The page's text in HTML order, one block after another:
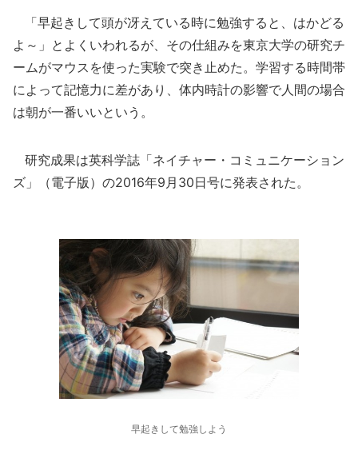
「早起きして頭が冴えている時に勉強すると、はかどる
よ～」とよくいわれるが、その仕組みを東京大学の研究チ
ームがマウスを使った実験で突き止めた。学習する時間帯
によって記憶力に差があり、体内時計の影響で人間の場合
は朝が一番いいという。
研究成果は英科学誌「ネイチャー・コミュニケーション
ズ」（電子版）の2016年9月30日号に発表された。
早起きして勉強しよう